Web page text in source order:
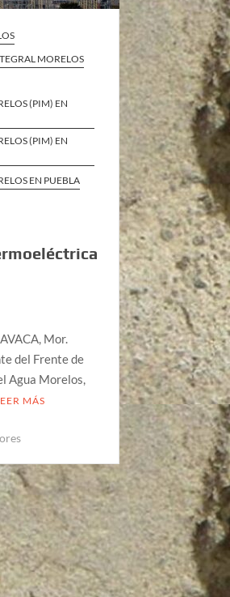
MORELOS
(PIM) EN
(PIM) EN
EN PUEBLA
Mor.
del Frente de
Agua Morelos,
MÁS